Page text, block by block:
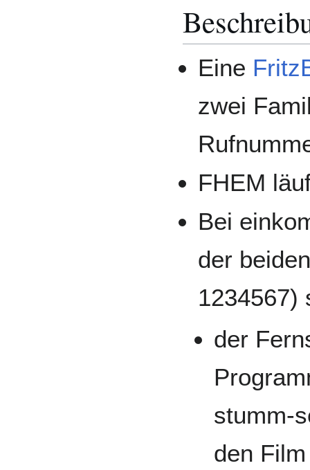
Eine
zwei
FHEM
Bei
der
1234567)
der
stumm-
den